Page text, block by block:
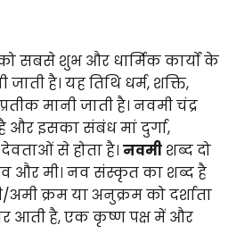
सबसे शुभ और धार्मिक कार्यों के
है। यह तिथि धर्म, शक्ति,
मानी जाती है। नवमी चंद्र
और इसका संबंध मां दुर्गा,
से होता है। नवमी शब्द दो
और मी। नव संस्कृत का शब्द है
अमी क्रम या अनुक्रम को दर्शाता
आती है, एक कृष्ण पक्ष में और